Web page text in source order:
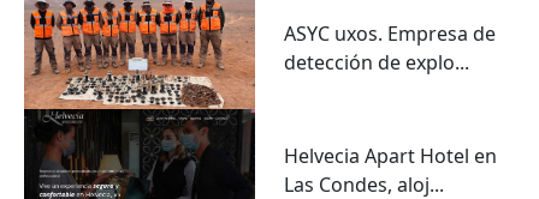
ASYC uxos. Empresa de
detección de explo...
Helvecia Apart Hotel en
Las Condes, aloj...